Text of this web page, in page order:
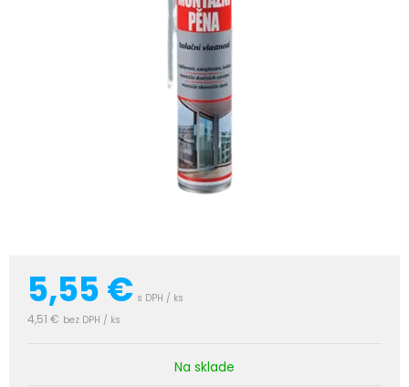
5,55€ s DPH / ks
4,51 € bez DPH / ks
Na sklade